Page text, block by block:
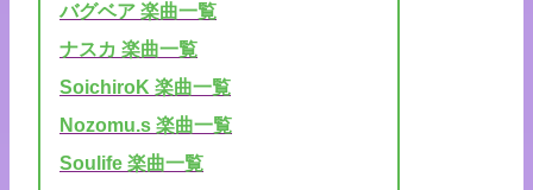
バグベア 楽曲一覧
ナスカ 楽曲一覧
SoichiroK 楽曲一覧
Nozomu.s 楽曲一覧
Soulife 楽曲一覧